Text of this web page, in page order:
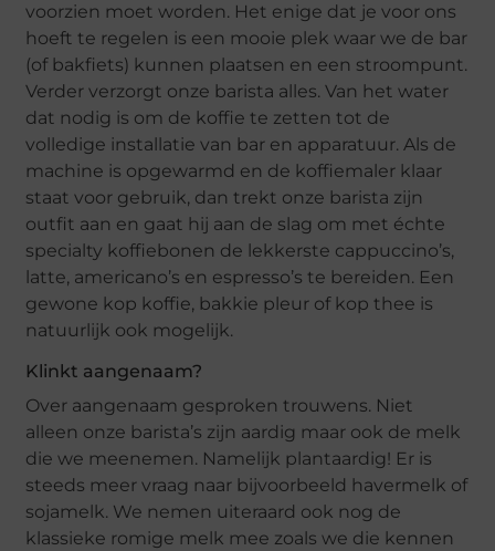
voorzien moet worden. Het enige dat je voor ons
hoeft te regelen is een mooie plek waar we de bar
(of bakfiets) kunnen plaatsen en een stroompunt.
Verder verzorgt onze barista alles. Van het water
dat nodig is om de koffie te zetten tot de
volledige installatie van bar en apparatuur. Als de
machine is opgewarmd en de koffiemaler klaar
staat voor gebruik, dan trekt onze barista zijn
outfit aan en gaat hij aan de slag om met échte
specialty koffiebonen de lekkerste cappuccino’s,
latte, americano’s en espresso’s te bereiden. Een
gewone kop koffie, bakkie pleur of kop thee is
natuurlijk ook mogelijk.
Klinkt aangenaam?
Over aangenaam gesproken trouwens. Niet
alleen onze barista’s zijn aardig maar ook de melk
die we meenemen. Namelijk plantaardig! Er is
steeds meer vraag naar bijvoorbeeld havermelk of
sojamelk. We nemen uiteraard ook nog de
klassieke romige melk mee zoals we die kennen